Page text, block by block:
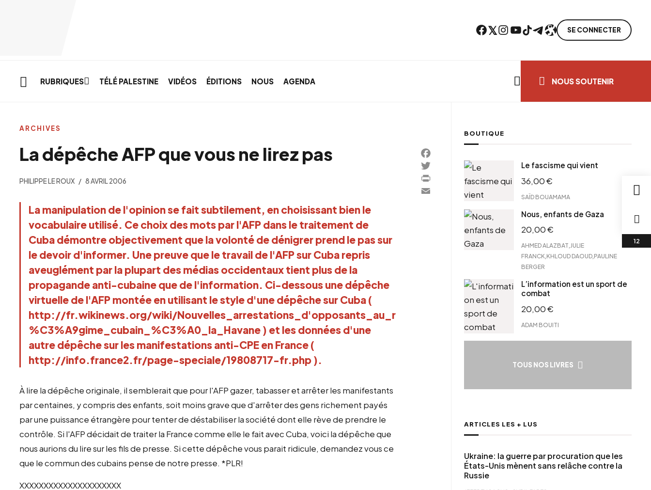
Facebook Twitter Instagram YouTube TikTok TelegramLien SE CONNECTER
RUBRIQUES TÉLÉ PALESTINE VIDÉOS ÉDITIONS NOUS AGENDA NOUS SOUTENIR
La dépêche AFP que vous ne lirez pas
PHILIPPE LE ROUX 8 AVRIL 2006
La manipulation de l'opinion se fait subtilement, en choisissant bien le
vocabulaire utilisé. Ce choix des mots par l'AFP dans le traitement de
Cuba démontre objectivement que la volonté de dénigrer prend le pas sur
le devoir d'informer. Une preuve que le travail de l'AFP sur Cuba repris
aveuglément par la plupart des médias occidentaux tient plus de la
propagande anti-cubaine que de l'information. Ci-dessous une dépêche
virtuelle de l'AFP montée en utilisant le style d'une dépêche sur Cuba (
http://fr.wikinews.org/wiki/Nouvelles_arrestations_d'opposants_au_r
%C3%A9gime_cubain_%C3%A0_la_Havane) et les données d'une
autre dépêche sur les manifestations anti-CPE en France (
http://info.france2.fr/page-speciale/19808717-fr.php).
À lire la dépêche originale, il semblerait que pour l'AFP gazer, tabasser et arrêter les manifestants
par centaines, y compris des enfants, soit moins grave que d'arrêter des gens richement payés
par une puissance étrangère pour tenter de déstabiliser la société dont elle rève de prendre le
contrôle. Si l'AFP décidait de traiter la France comme elle le fait avec Cuba, voici la dépêche que
nous aurions du lire sur les fils de presse. Si cette dépêche vous parait ridicule, demandez vous ce
que le commun des cubains pense de notre presse. *PLR!
XXXXXXXXXXXXXXXXXXXXX
ARCHIVES
Facebook
Twitter
PrintFriendly
Email
BOUTIQUE
Le fascisme qui vient
36,00€
SAÏD BOUAMAMA
Nous, enfants de Gaza
20,00€
AHMED ALAZBAT JULIE
FRANCK KHLOUD DAOUD PAULINE
BERGER
L’information est un sport de
combat
20,00€
ADAM BOUITI
TOUS NOS LIVRES
ARTICLES LES + LUS
Ukraine: la guerre par procuration que les
États-Unis mènent sans relâche contre la
Russie